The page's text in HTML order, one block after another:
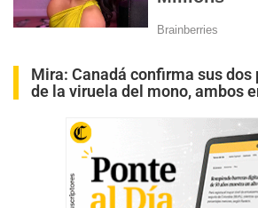
Mira: Canadá confirma sus dos
de la viruela del mono, ambos